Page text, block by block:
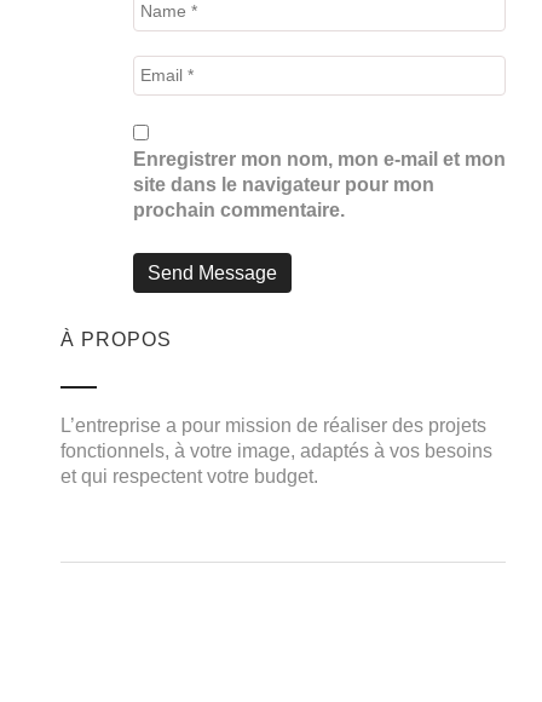
Enregistrer mon nom, mon e-mail et mon
site dans le navigateur pour mon
prochain commentaire.
Navigation
de
l’article
À PROPOS
L’entreprise a pour mission de réaliser des projets
fonctionnels, à votre image, adaptés à vos besoins
et qui respectent votre budget.